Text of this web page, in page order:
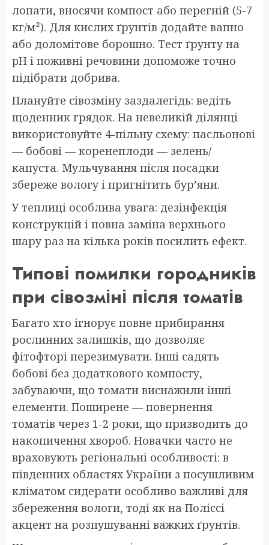
лопати, вносячи компост або перегній (5-7
кг/м²). Для кислих ґрунтів додайте вапно
або доломітове борошно. Тест ґрунту на
pH і поживні речовини допоможе точно
підібрати добрива.
Плануйте сівозміну заздалегідь: ведіть
щоденник грядок. На невеликій ділянці
використовуйте 4-пільну схему: пасльонові
— бобові — коренеплоди — зелень/
капуста. Мульчування після посадки
збереже вологу і пригнітить бур’яни.
У теплиці особлива увага: дезінфекція
конструкцій і повна заміна верхнього
шару раз на кілька років посилить ефект.
Типові помилки городників
при сівозміні після томатів
Багато хто ігнорує повне прибирання
рослинних залишків, що дозволяє
фітофторі перезимувати. Інші садять
бобові без додаткового компосту,
забуваючи, що томати виснажили інші
елементи. Поширене — повернення
томатів через 1-2 роки, що призводить до
накопичення хвороб. Новачки часто не
враховують регіональні особливості: в
південних областях України з посушливим
кліматом сидерати особливо важливі для
збереження вологи, тоді як на Поліссі
акцент на розпушуванні важких ґрунтів.